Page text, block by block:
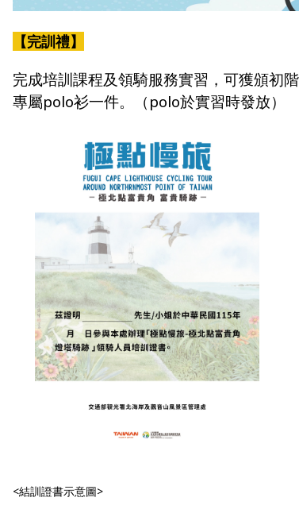
【完訓禮】
完成培訓課程及領騎服務實習，可獲頒初
專屬polo衫一件。（ polo於實習時發放）
<結訓證書示意圖>